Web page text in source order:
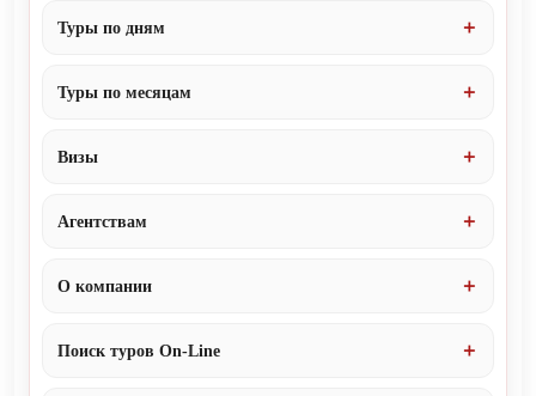
Туры по дням
Туры по месяцам
Визы
Агентствам
О компании
Поиск туров On-Line